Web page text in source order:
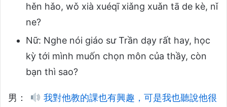
hěn hǎo, wǒ xià xuéqī xiǎng xuǎn tā de kè, nǐ
ne?
Nữ: Nghe nói giáo sư Trần dạy rất hay, học
kỳ tới mình muốn chọn môn của thầy, còn
bạn thì sao?
男：
我對他教的課也有興趣，可是我也聽說他很